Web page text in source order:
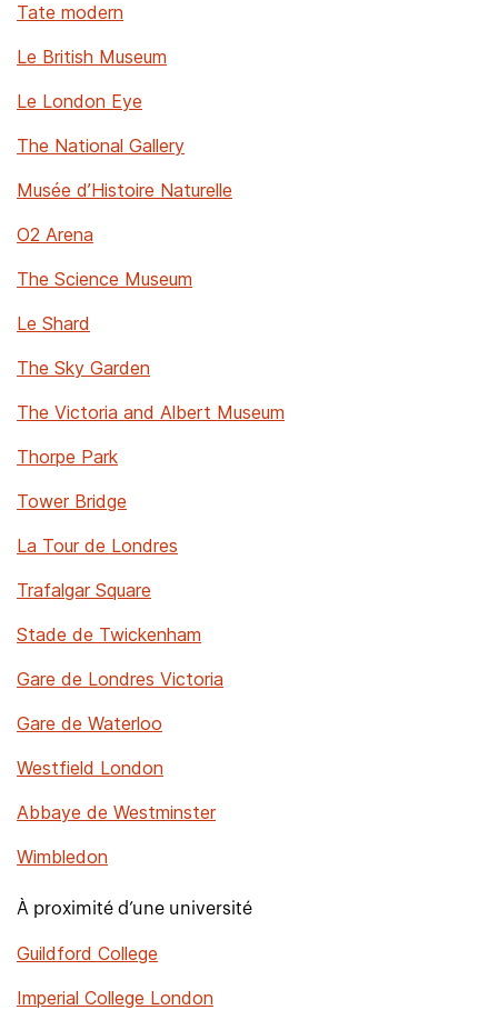
Tate modern
Le British Museum
Le London Eye
The National Gallery
Musée d’Histoire Naturelle
O2 Arena
The Science Museum
Le Shard
The Sky Garden
The Victoria and Albert Museum
Thorpe Park
Tower Bridge
La Tour de Londres
Trafalgar Square
Stade de Twickenham
Gare de Londres Victoria
Gare de Waterloo
Westfield London
Abbaye de Westminster
Wimbledon
À proximité d’une université
Guildford College
Imperial College London